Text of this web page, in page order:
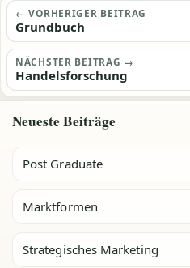
Beitragsnavigation
← VORHERIGER BEITRAG
Grundbuch
NÄCHSTER BEITRAG →
Handelsforschung
Neueste Beiträge
Post Graduate
Marktformen
Strategisches Marketing